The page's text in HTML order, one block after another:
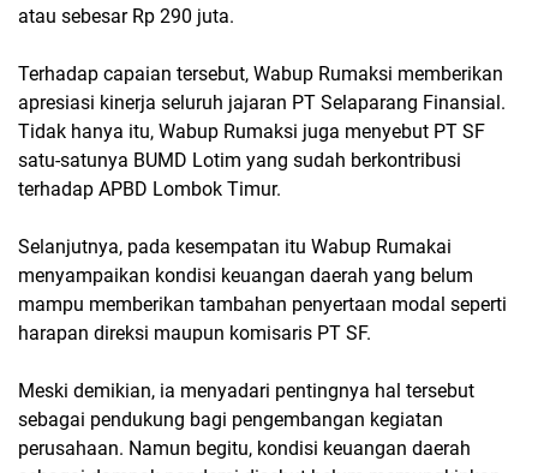
atau sebesar Rp 290 juta.
Terhadap capaian tersebut, Wabup Rumaksi memberikan
apresiasi kinerja seluruh jajaran PT Selaparang Finansial.
Tidak hanya itu, Wabup Rumaksi juga menyebut PT SF
satu-satunya BUMD Lotim yang sudah berkontribusi
terhadap APBD Lombok Timur.
Selanjutnya, pada kesempatan itu Wabup Rumakai
menyampaikan kondisi keuangan daerah yang belum
mampu memberikan tambahan penyertaan modal seperti
harapan direksi maupun komisaris PT SF.
Meski demikian, ia menyadari pentingnya hal tersebut
sebagai pendukung bagi pengembangan kegiatan
perusahaan. Namun begitu, kondisi keuangan daerah